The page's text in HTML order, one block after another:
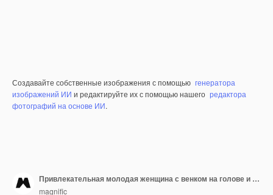
Создавайте собственные изображения с помощью генератора
изображений ИИ и редактируйте их с помощью нашего редактора
фотографий на основе ИИ.
Привлекательная молодая женщина с венком на голове и букетом цветов
magnific